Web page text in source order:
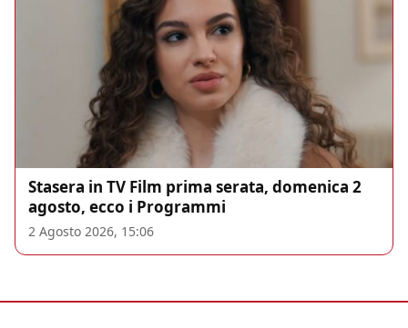
Stasera in TV Film prima serata, domenica 2
agosto, ecco i Programmi
2 Agosto 2026, 15:06